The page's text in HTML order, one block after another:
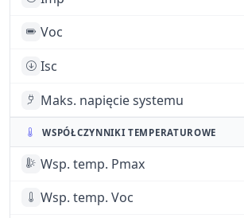
Voc
Isc
Maks. napięcie systemu
WSPÓŁCZYNNIKI TEMPERATUROWE
Wsp. temp. Pmax
Wsp. temp. Voc